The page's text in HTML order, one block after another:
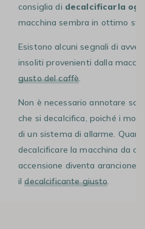
consiglia di decalcificarla ogni
macchina sembra in ottimo
Esistono alcuni segnali di
insoliti provenienti dalla
gusto del caffè.
Non è necessario annotare
che si decalcifica, poiché i
di un sistema di allarme.
decalcificare la macchina da
accensione diventa arancione.
ildecalcificante giusto.